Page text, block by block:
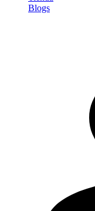
Blogs